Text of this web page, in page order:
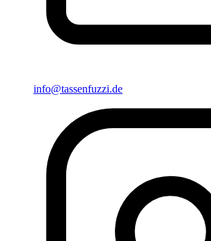
info@tassenfuzzi.de